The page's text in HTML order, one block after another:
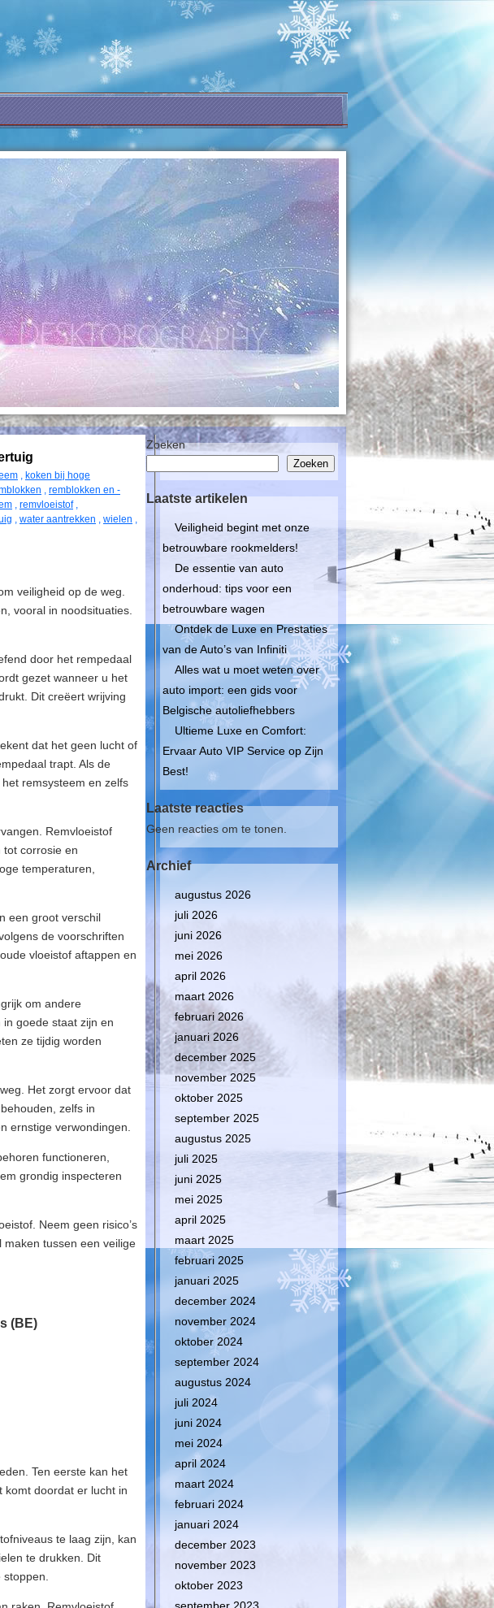
, koken bij hoge
, remblokken en -
, remvloeistof,
, water aantrekken , wielen ,
veiligheid op de weg.
vooral in noodsituaties.
door het rempedaal
gezet wanneer u het
Dit creëert wrijving
dat het geen lucht of
trapt. Als de
remsysteem en zelfs
Remvloeistof
tot corrosie en
temperaturen,
een groot verschil
de voorschriften
vloeistof aftappen en
om andere
goede staat zijn en
ze tijdig worden
Het zorgt ervoor dat
zelfs in
ernstige verwondingen.
functioneren,
grondig inspecteren
Neem geen risico’s
tussen een veilige
(BE)
Ten eerste kan het
komt doordat er lucht in
te laag zijn, kan
te drukken. Dit
Zoeken
Zoeken
Laatste artikelen
Veiligheid begint met onze
betrouwbare rookmelders!
De essentie van auto
onderhoud: tips voor een
betrouwbare wagen
Ontdek de Luxe en Prestaties
van de Auto’s van Infiniti
Alles wat u moet weten over
auto import: een gids voor
Belgische autoliefhebbers
Ultieme Luxe en Comfort:
Ervaar Auto VIP Service op Zijn
Best!
Laatste reacties
Geen reacties om te tonen.
Archief
augustus 2026
juli 2026
juni 2026
mei 2026
april 2026
maart 2026
februari 2026
januari 2026
december 2025
november 2025
oktober 2025
september 2025
augustus 2025
juli 2025
juni 2025
mei 2025
april 2025
maart 2025
februari 2025
januari 2025
december 2024
november 2024
oktober 2024
september 2024
augustus 2024
juli 2024
juni 2024
mei 2024
april 2024
maart 2024
februari 2024
januari 2024
december 2023
november 2023
oktober 2023